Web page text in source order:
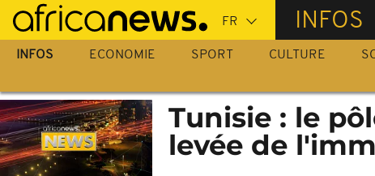
Passer
au
contenu
INFOS
INFOS ECONOMIE SPORT CULTURE
Tunisie : le
levée de